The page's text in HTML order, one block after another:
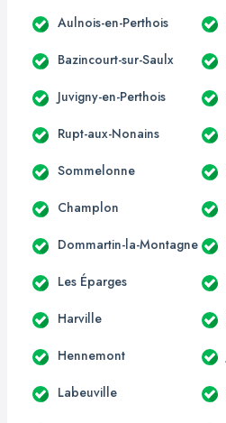
Aulnois-en-Perthois
Bazincourt-sur-Saulx
Juvigny-en-Perthois
Rupt-aux-Nonains
Sommelonne
Champlon
Dommartin-la-Montagne
Les Éparges
Harville
Hennemont
Labeuville